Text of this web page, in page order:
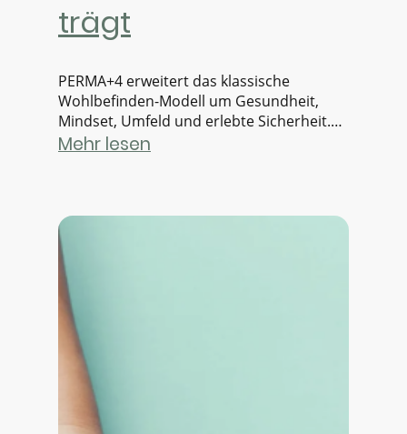
trägt
PERMA+4 erweitert das klassische
Wohlbefinden-Modell um Gesundheit,
Mindset, Umfeld und erlebte Sicherheit.
Es zeigt, warum Menschen in Krisen aus
Mehr lesen